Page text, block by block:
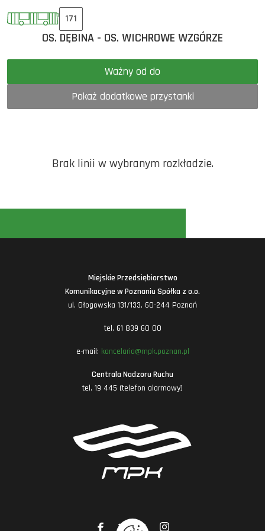
171
OS. DĘBINA - OS. WICHROWE WZGÓRZE
Ważny od do
Pokaż dodatkowe przystanki
Brak linii w wybranym rozkładzie.
Miejskie Przedsiębiorstwo
Komunikacyjne w Poznaniu Spółka z o.o.
ul. Głogowska 131/133, 60-244 Poznań
tel. 61 839 60 00
e-mail: kancelaria@mpk.poznan.pl
Centrala Nadzoru Ruchu
tel. 19 445 (telefon alarmowy)